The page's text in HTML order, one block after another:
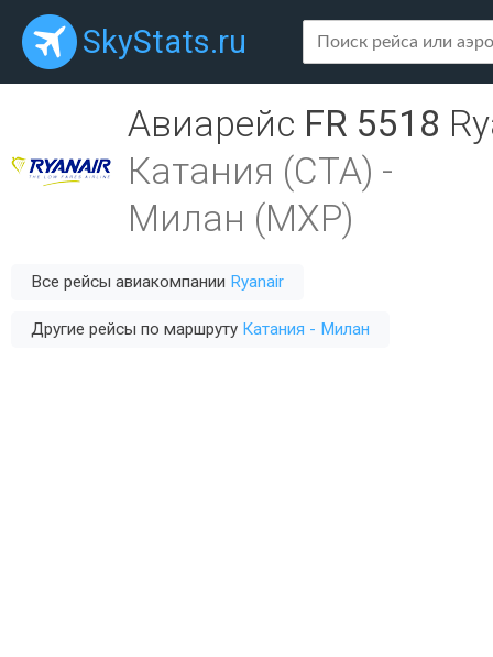
SkyStats.ru
Авиарейс FR 5518
Катания (CTA) -
Милан (MXP)
Все рейсы авиакомпании Ryanair
Другие рейсы по маршруту Катания - Милан